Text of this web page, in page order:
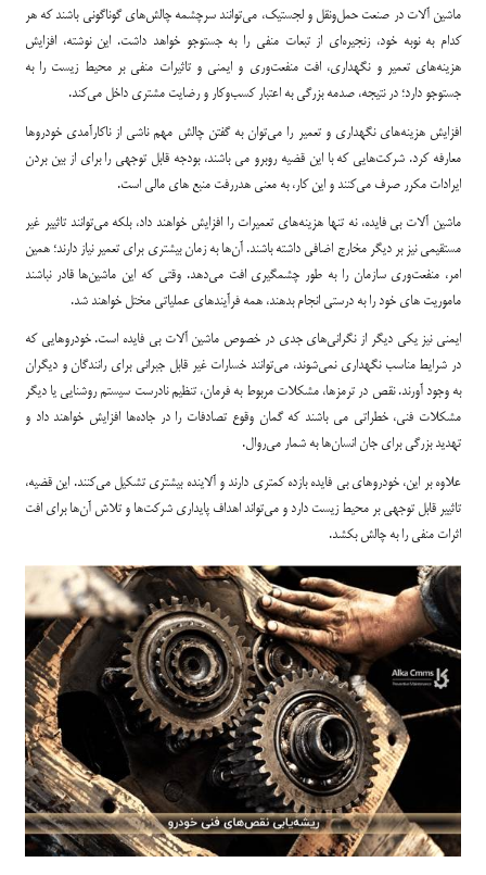
ماشین آلات در صنعت حمل‌ونقل و لجستیک، می‌توانند سرچشمه چالش‌های گوناگونی باشند که هر
کدام به نوبه خود، زنجیره‌ای از تبعات منفی را به جستوجو خواهد داشت. این نوشته، افزایش
هزینه‌های تعمیر و نگهداری، افت منفعت‌وری و ایمنی و تاثیرات منفی بر محیط زیست را به
جستوجو دارد؛ در نتیجه، صدمه بزرگی به اعتبار کسب‌وکار و رضایت مشتری داخل می‌کند.
افزایش هزینه‌های نگهداری و تعمیر را می‌توان به گفتن چالش مهم ناشی از ناکارآمدی خودروها
معارفه کرد. شرکت‌هایی که با این قضیه روبرو می باشند، بودجه قابل توجهی را برای از بین بردن
ایرادات مکرر صرف می‌کنند و این کار، به معنی هدررفت منبع های مالی است.
ماشین آلات بی فایده، نه تنها هزینه‌های تعمیرات را افزایش خواهند داد، بلکه می‌توانند تاثییر غیر
مستقیمی نیز بر دیگر مخارج اضافی داشته باشند. آن‌ها به زمان بیشتری برای تعمیر نیاز دارند؛ همین
امر، منفعت‌وری سازمان را به طور چشمگیری افت می‌دهد. وقتی که این ماشین‌ها قادر نباشند
ماموریت های خود را به درستی انجام بدهند، همه فرآیندهای عملیاتی مختل خواهند شد.
ایمنی نیز یکی دیگر از نگرانی‌های جدی در خصوص ماشین آلات بی فایده است. خودروهایی که
در شرایط مناسب نگهداری نمی‌شوند، می‌توانند خسارات غیر قابل جبرانی برای رانندگان و دیگران
به وجود آورند. نقص در ترمزها، مشکلات مربوط به فرمان، تنظیم نادرست سیستم روشنایی یا دیگر
مشکلات فنی، خطراتی می باشند که گمان وقوع تصادفات را در جاده‌ها افزایش خواهند داد و
تهدید بزرگی برای جان انسان‌ها به شمار می‌روال.
علاوه بر این، خودروهای بی فایده بازده کمتری دارند و آلاینده بیشتری تشکیل می‌کنند. این قضیه،
تاثییر قابل توجهی بر محیط زیست دارد و می‌تواند اهداف پایداری شرکت‌ها و تلاش آن‌ها برای افت
اثرات منفی را به چالش بکشد.